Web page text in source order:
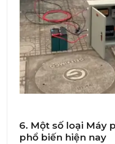
6. Một số loại Máy
phổ biến hiện nay